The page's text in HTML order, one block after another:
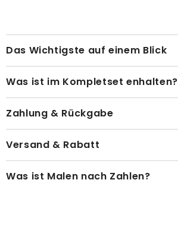
Das Wichtigste auf einem Blick
Was ist im Kompletset enhalten?
Zahlung & Rückgabe
Versand & Rabatt
Was ist Malen nach Zahlen?